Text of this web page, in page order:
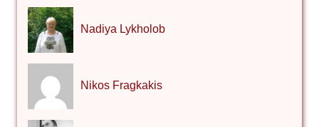
Nadiya Lykholob
Nikos Fragkakis